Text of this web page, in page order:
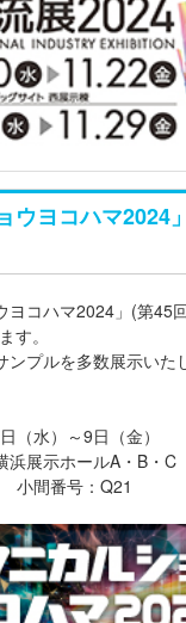
ウヨコハマ2024
ヨコハマ2024」(第45
す。
ンプルを多数展示いた
（水）～9日（金）
浜展示ホールA・B・C
小間番号：Q21